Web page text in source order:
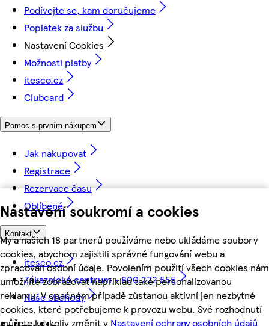
Nastavení soukromí a cookies
My a našich 18 partnerů používáme nebo ukládáme soubory
cookies, abychom zajistili správné fungování webu a
zpracovali osobní údaje. Povolením použití všech cookies nám
umožníte zobrazovat například také personalizovanou
reklamu. V opačném případě zůstanou aktivní jen nezbytné
cookies, které potřebujeme k provozu webu. Své rozhodnutí
můžete kdykoliv změnit v Nastavení ochrany osobních údajů
Podívejte se, kam doručujeme
Poplatek za službu
Nastavení Cookies
Možnosti platby
itesco.cz
Clubcard
Pomoc s prvním nákupem
Jak nakupovat
Registrace
Rezervace času
Oblíbené
Kontakt
itesco.cz
Zákaznické centrum - 800 222 555
Naše obchody